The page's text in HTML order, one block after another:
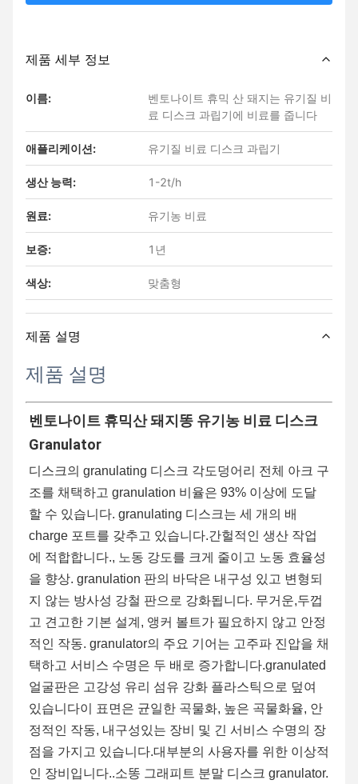
제품 세부 정보
이름:
벤토나이트 휴믹 산 돼지는 유기질 비
료 디스크 과립기에 비료를 줍니다
애플리케이션: 유기질 비료 디스크 과립기
생산 능력: 1-2t/h
원료: 유기농 비료
보증: 1년
색상: 맞춤형
제품 설명
제품 설명
벤토나이트 휴믹산 돼지똥 유기농 비료 디스크
Granulator
디스크의 granulating 디스크 각도덩어리 전체 아크 구
조를 채택하고 granulation 비율은 93% 이상에 도달
할 수 있습니다. granulating 디스크는 세 개의 배
charge 포트를 갖추고 있습니다.간헐적인 생산 작업
에 적합합니다., 노동 강도를 크게 줄이고 노동 효율성
을 향상. granulation 판의 바닥은 내구성 있고 변형되
지 않는 방사성 강철 판으로 강화됩니다. 무거운,두껍
고 견고한 기본 설계, 앵커 볼트가 필요하지 않고 안정
적인 작동. granulator의 주요 기어는 고주파 진압을 채
택하고 서비스 수명은 두 배로 증가합니다.granulated
얼굴판은 고강성 유리 섬유 강화 플라스틱으로 덮여
있습니다이 표면은 균일한 곡물화, 높은 곡물화율, 안
정적인 작동, 내구성있는 장비 및 긴 서비스 수명의 장
점을 가지고 있습니다.대부분의 사용자를 위한 이상적
인 장비입니다..소똥 그래피트 분말 디스크 granulator.